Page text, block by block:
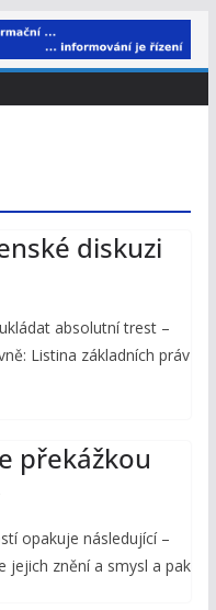
diskuzi
absolutní trest –
Listina základních práv
překážkou
opakuje následující –
jejich znění a smysl a pak